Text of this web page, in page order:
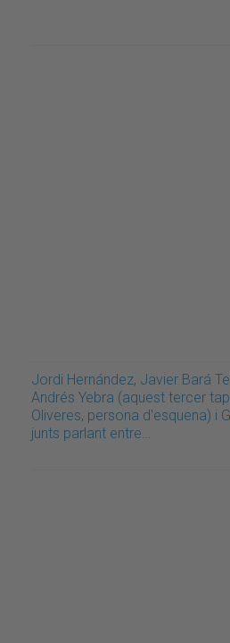
Jordi Hernández, Javier Bará
Andrés Yebra (aquest tercer
Oliveres, persona d'esquena) i
junts parlant entre…